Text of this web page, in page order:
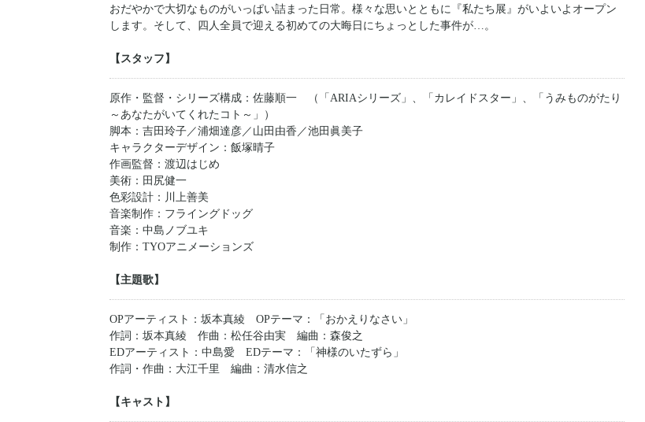
おだやかで大切なものがいっぱい詰まった日常。様々な思いとともに『私たち展』がいよいよオープン
します。そして、四人全員で迎える初めての大晦日にちょっとした事件が…。
【スタッフ】
原作・監督・シリーズ構成：佐藤順一 （「ARIAシリーズ」、「カレイドスター」、「うみものがたり
～あなたがいてくれたコト～」）
脚本：吉田玲子／浦畑達彦／山田由香／池田眞美子
キャラクターデザイン：飯塚晴子
作画監督：渡辺はじめ
美術：田尻健一
色彩設計：川上善美
音楽制作：フライングドッグ
音楽：中島ノブユキ
制作：TYOアニメーションズ
【主題歌】
OPアーティスト：坂本真綾 OPテーマ：「おかえりなさい」
作詞：坂本真綾 作曲：松任谷由実 編曲：森俊之
EDアーティスト：中島愛 EDテーマ：「神様のいたずら」
作詞・作曲：大江千里 編曲：清水信之
【キャスト】